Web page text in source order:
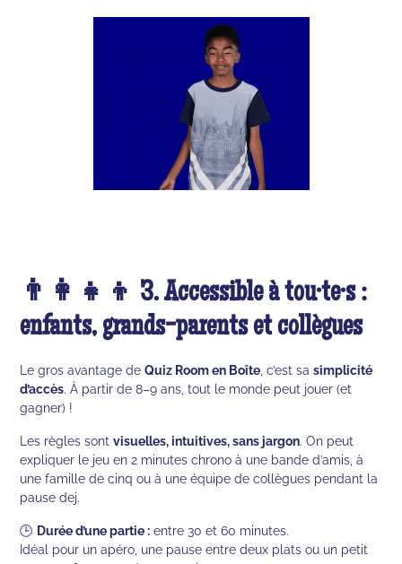
👨‍👩‍👧‍👦 3. Accessible à tou·te·s :
enfants, grands-parents et collègues
Le gros avantage deQuiz Room en Boîte , c’est sasimplicité
d’accès. À partir de 8–9 ans, tout le monde peut jouer (et
gagner) !
Les règles sontvisuelles, intuitives, sans jargon. On peut
expliquer le jeu en 2 minutes chrono à une bande d’amis, à
une famille de cinq ou à une équipe de collègues pendant la
pause dej.
🕒 Durée d’une partie : entre 30 et 60 minutes.
Idéal pour un apéro, une pause entre deux plats ou un petit